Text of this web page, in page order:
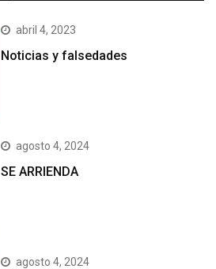
abril 4, 2023
Noticias y falsedades
agosto 4, 2024
SE ARRIENDA
agosto 4, 2024